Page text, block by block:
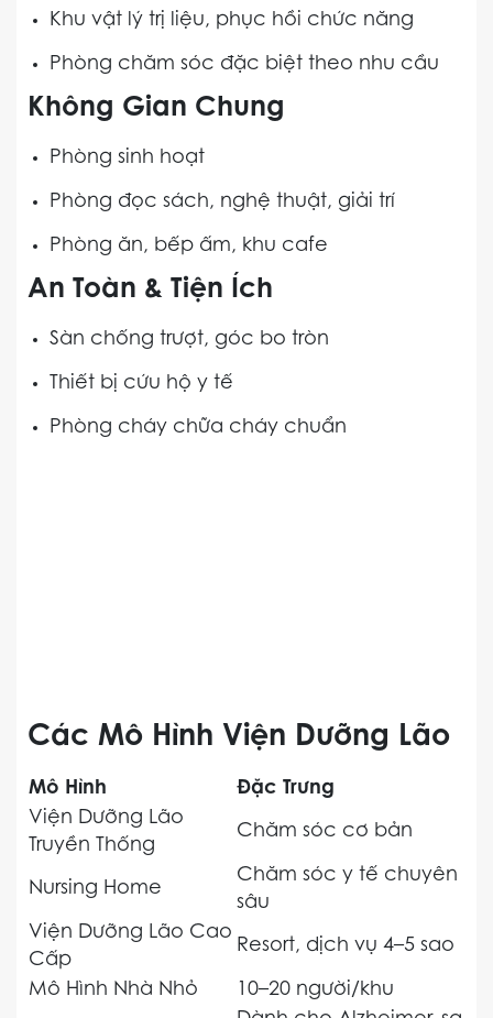
Khu vật lý trị liệu, phục hồi chức năng
Phòng chăm sóc đặc biệt theo nhu cầu
Không Gian Chung
Phòng sinh hoạt
Phòng đọc sách, nghệ thuật, giải trí
Phòng ăn, bếp ấm, khu cafe
An Toàn & Tiện Ích
Sàn chống trượt, góc bo tròn
Thiết bị cứu hộ y tế
Phòng cháy chữa cháy chuẩn
Các Mô Hình Viện Dưỡng Lão
Mô Hình
Đặc Trưng
Viện Dưỡng Lão
Truyền Thống
Chăm sóc cơ bản
Nursing Home
Chăm sóc y tế chuyên
sâu
Viện Dưỡng Lão Cao
Cấp
Resort, dịch vụ 4–5 sao
Mô Hình Nhà Nhỏ
10–20 người/khu